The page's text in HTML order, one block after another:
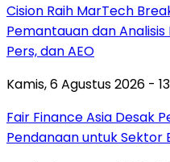
Cision Raih MarTech
Pemantauan dan Analisis
Pers, dan AEO
Kamis, 6 Agustus 2026 -
Fair Finance Asia Desak
Pendanaan untuk Sektor